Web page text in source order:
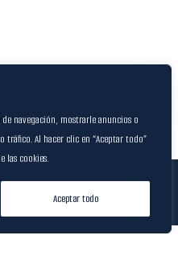
navegación, mostrarle anuncios o
tráfico. Al hacer clic en “Aceptar todo”
las cookies.
Aceptar todo
|
por20S